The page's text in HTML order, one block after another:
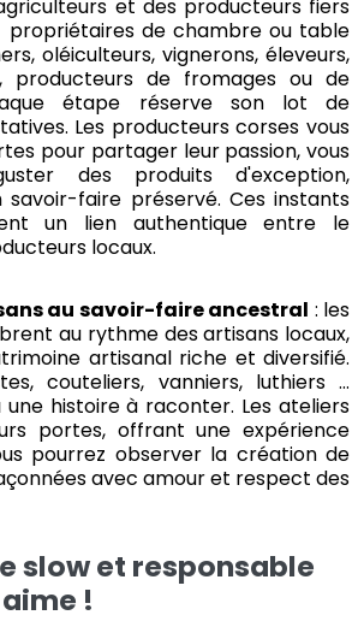
et des producteurs fiers
de chambre ou table
oléiculteurs, vignerons, éleveurs,
producteurs de fromages ou de
étape réserve son lot de
Les producteurs corses vous
pour partager leur passion, vous
des produits d'exception,
savoir-faire préservé. Ces instants
un lien authentique entre le
locaux.
au savoir-faire ancestral : les
au rythme des artisans locaux,
artisanal riche et diversifié.
couteliers, vanniers, luthiers ...
histoire à raconter. Les ateliers
portes, offrant une expérience
pourrez observer la création de
avec amour et respect des
slow et responsable
!